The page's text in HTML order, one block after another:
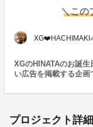
＼この
XGのHINATAのお誕
い広告を掲載する企画
プロジェクト詳細